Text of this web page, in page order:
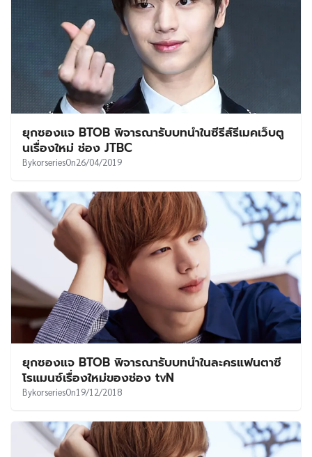
ยุกซองแจ BTOB พิจารณารับบทนำในซีรีส์รีเมคเว็บตู
นเรื่องใหม่ ช่อง JTBC
BykorseriesOn26/04/2019
ยุกซองแจ BTOB พิจารณารับบทนำในละครแฟนตาซี
โรแมนซ์เรื่องใหม่ของช่อง tvN
BykorseriesOn19/12/2018